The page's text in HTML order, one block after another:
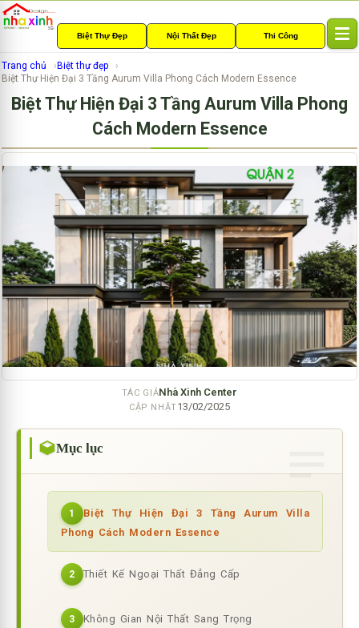
Biệt Thự Đẹp Nội Thất Đẹp Thi Công
l
a
v
i
g
a
i
o
n
Trang chủ
Biệt thự đẹp
Biệt Thự Hiện Đại 3 Tầng Aurum Villa Phong Cách Modern Essence
Biệt Thự Hiện Đại 3 Tầng Aurum Villa Phong
Cách Modern Essence
TÁC GIẢNhà Xinh Center
CẬP NHẬT13/02/2025
Mục lục
1
Biệt Thự Hiện Đại 3 Tầng Aurum Villa
Phong Cách Modern Essence
2 Thiết Kế Ngoại Thất Đẳng Cấp
3 Không Gian Nội Thất Sang Trọng